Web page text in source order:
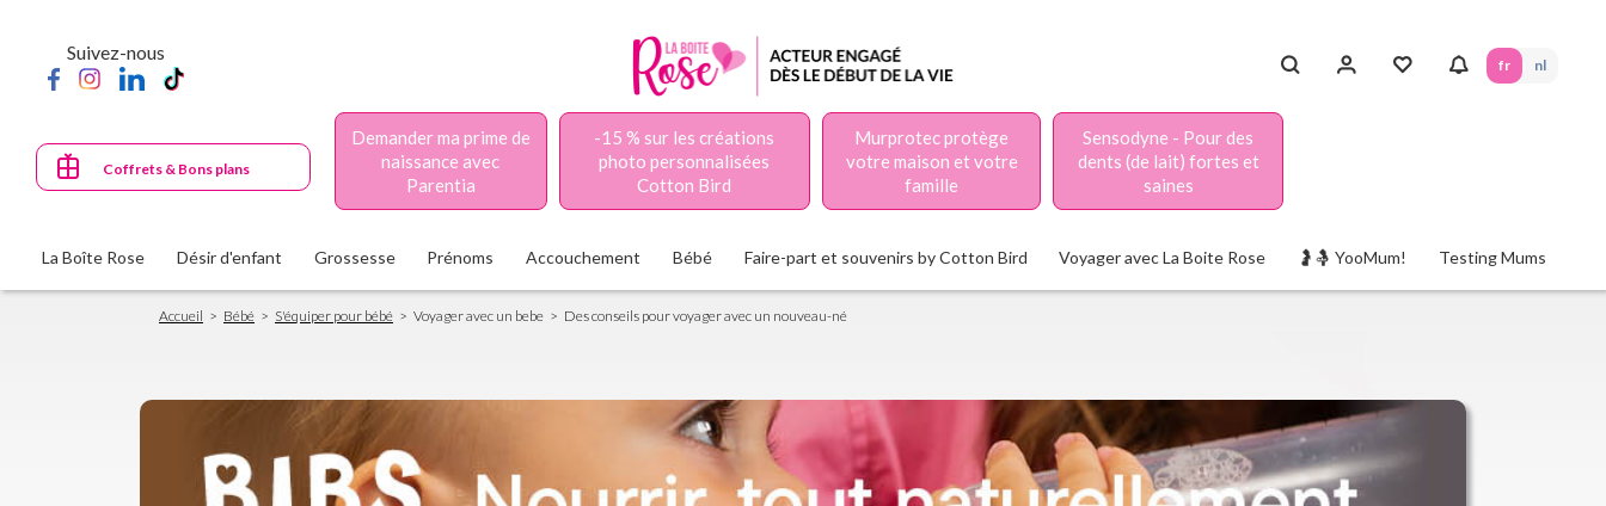
principal
Suivez-nous
fr nl
Coffrets & Bons plans
Demander ma prime de
naissance avec
Parentia
-15 % sur les créations
photo personnalisées
Cotton Bird
Murprotec protège
votre maison et votre
famille
Sensodyne - Pour des
dents (de lait) fortes et
saines
La Boîte Rose Désir d'enfant Grossesse Prénoms Accouchement Bébé Faire-part et souvenirs by Cotton Bird Voyager avec La Boite Rose 🤰🤱 YooMum! Testing Mums
Fil
d'Ariane
Accueil Bébé S'équiper pour bébé Voyager avec un bebe Des conseils pour voyager avec un nouveau-né